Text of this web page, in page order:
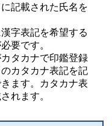
記載された氏名を
字表記を希望する
要です。
タカナで印鑑登録
カタカナ表記を記
ます。カタカナ表
れます。